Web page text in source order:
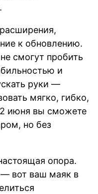
к обновлению.
смогут пробить
и
руки —
мягко, гибко,
июня вы сможете
но без
опора.
вот ваш маяк в